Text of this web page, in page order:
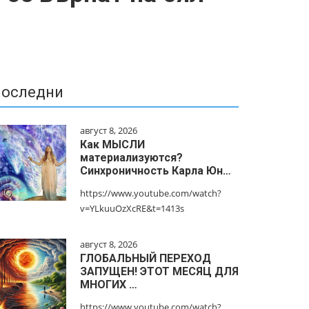
август 8, 2026
Как МЫСЛИ
материализуются?
Синхроничность Карла Юн…
https://www.youtube.com/watch?
v=YLkuuOzXcRE&t=1413s
август 8, 2026
ГЛОБАЛЬНЫЙ ПЕРЕХОД
ЗАПУЩЕН! ЭТОТ МЕСЯЦ ДЛЯ
МНОГИХ …